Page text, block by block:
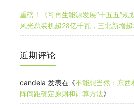
重磅！《可再生能源发展“十五五”规
风光总装机超28亿千瓦，三北新增
近期评论
candela 发表在《不能想当然：东西
阵间距确定原则和计算方法》